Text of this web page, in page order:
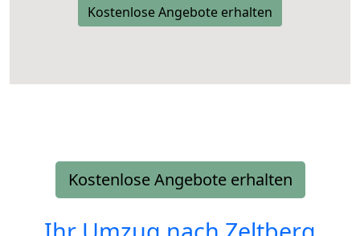
Kostenlose Angebote erhalten
Kostenlose Angebote erhalten